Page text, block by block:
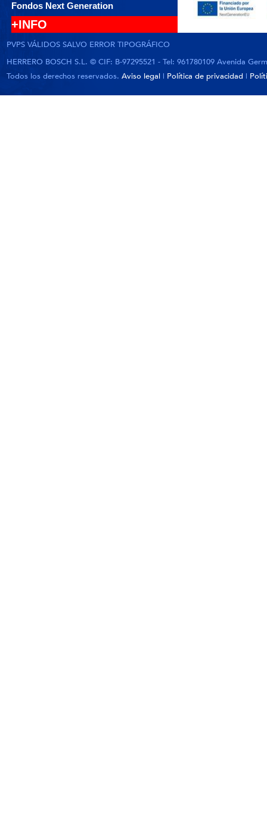
Fondos Next Generation
+INFO
PVPS VÁLIDOS SALVO ERROR TIPOGRÁFICO
HERRERO BOSCH S.L. © CIF: B-97295521 - Tel: 961780109 Avenida
Todos los derechos reservados. Aviso legal | Política de privacidad |